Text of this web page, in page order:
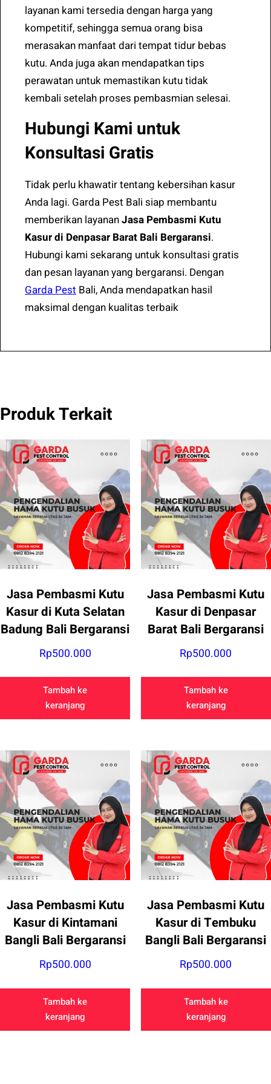
layanan kami tersedia dengan harga yang
kompetitif, sehingga semua orang bisa
merasakan manfaat dari tempat tidur bebas
kutu. Anda juga akan mendapatkan tips
perawatan untuk memastikan kutu tidak
kembali setelah proses pembasmian selesai.
Hubungi Kami untuk
Konsultasi Gratis
Tidak perlu khawatir tentang kebersihan kasur
Anda lagi. Garda Pest Bali siap membantu
memberikan layananJasa Pembasmi Kutu
Kasur di Denpasar Barat Bali Bergaransi.
Hubungi kami sekarang untuk konsultasi gratis
dan pesan layanan yang bergaransi. Dengan
Garda Pest Bali, Anda mendapatkan hasil
maksimal dengan kualitas terbaik
Produk Terkait
Jasa Pembasmi Kutu
Kasur di Kuta Selatan
Badung Bali Bergaransi
Rp500.000
Tambah ke
keranjang
Jasa Pembasmi Kutu
Kasur di Denpasar
Barat Bali Bergaransi
Rp500.000
Tambah ke
keranjang
Jasa Pembasmi Kutu
Kasur di Kintamani
Bangli Bali Bergaransi
Rp500.000
Tambah ke
keranjang
Jasa Pembasmi Kutu
Kasur di Tembuku
Bangli Bali Bergaransi
Rp500.000
Tambah ke
keranjang